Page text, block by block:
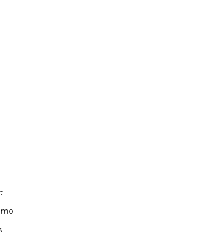
FENDIなのが良いです、まだまだ
います。